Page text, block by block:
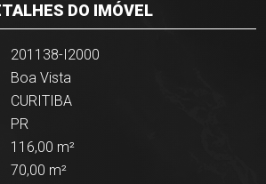
DO IMÓVEL
201138-I2000
Boa Vista
CURITIBA
PR
116,00 m²
70,00 m²